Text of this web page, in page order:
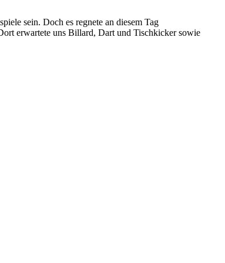
sein. Doch es regnete an diesem Tag
erwartete uns Billard, Dart und Tischkicker sowie